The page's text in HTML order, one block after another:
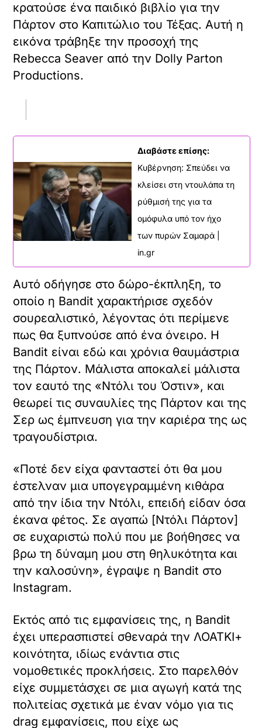
κρατούσε ένα παιδικό βιβλίο για την
Πάρτον στο Καπιτώλιο του Τέξας. Αυτή η
εικόνα τράβηξε την προσοχή της
Rebecca Seaver από την Dolly Parton
Productions.
Διαβάστε επίσης:
Κυβέρνηση: Σπεύδει να
κλείσει στη ντουλάπα τη
ρύθμισή της για τα
ομόφυλα υπό τον ήχο
των πυρών Σαμαρά |
in.gr
Αυτό οδήγησε στο δώρο-έκπληξη, το
οποίο η Bandit χαρακτήρισε σχεδόν
σουρεαλιστικό, λέγοντας ότι περίμενε
πως θα ξυπνούσε από ένα όνειρο. Η
Bandit είναι εδώ και χρόνια θαυμάστρια
της Πάρτον. Μάλιστα αποκαλεί μάλιστα
τον εαυτό της «Ντόλι του Όστιν», και
θεωρεί τις συναυλίες της Πάρτον και της
Σερ ως έμπνευση για την καριέρα της ως
τραγουδίστρια.
«Ποτέ δεν είχα φανταστεί ότι θα μου
έστελναν μια υπογεγραμμένη κιθάρα
από την ίδια την Ντόλι, επειδή είδαν όσα
έκανα φέτος. Σε αγαπώ [Ντόλι Πάρτον]
σε ευχαριστώ πολύ που με βοήθησες να
βρω τη δύναμη μου στη θηλυκότητα και
την καλοσύνη», έγραψε η Bandit στο
Instagram.
Εκτός από τις εμφανίσεις της, η Bandit
έχει υπερασπιστεί σθεναρά την ΛΟΑΤΚΙ+
κοινότητα, ιδίως ενάντια στις
νομοθετικές προκλήσεις. Στο παρελθόν
είχε συμμετάσχει σε μια αγωγή κατά της
πολιτείας σχετικά με έναν νόμο για τις
drag εμφανίσεις, που είχε ως